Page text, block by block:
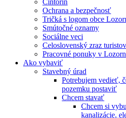
Cintorín
Ochrana a bezpečnosť
Tričká s logom obce
Smútočné oznamy
Sociálne veci
Celoslovenský zraz
Pracovné ponuky v
Ako vybaviť
Stavebný úrad
Potrebujem vedieť,
pozemku postaviť
Chcem stavať
Chcem si
kanalizácie,